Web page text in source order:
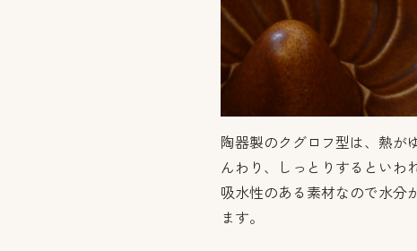
陶器製のクグロフ型は、熱が
んわり、しっとりするといわ
吸水性のある素材なので水分
ます。